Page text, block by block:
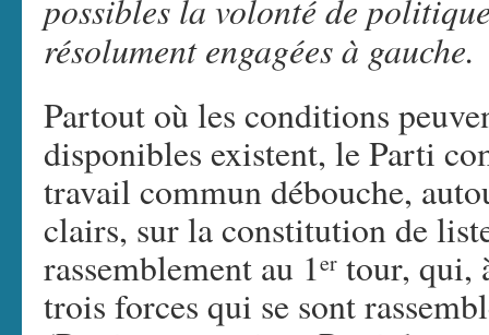
possibles la volonté de
résolument engagées à gauche.
Partout où les conditions
disponibles existent, le Parti
travail commun débouche,
clairs, sur la constitution de
rassemblement au 1er tour, qui,
trois forces qui se sont